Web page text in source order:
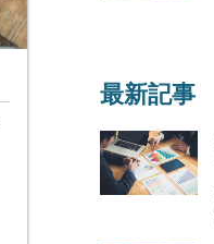
最新記事